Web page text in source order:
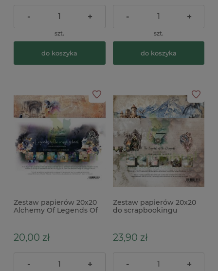
- +
szt.
do koszyka
- +
szt.
do koszyka
Zestaw papierów 20x20
Alchemy Of Legends Of
20,00 zł
- +
Zestaw papierów 20x20
do scrapbookingu
Legendy Smoków
23,90 zł
- +